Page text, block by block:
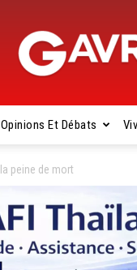
Opinions Et Débats
peine de mort